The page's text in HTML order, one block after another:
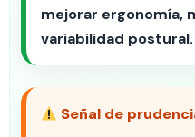
mejorar ergonomía,
variabilidad postural.
Señal de